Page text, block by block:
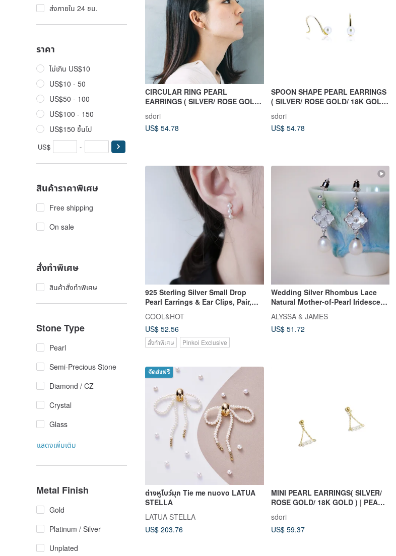
ส่งภายใน 24 ชม.
ราคา
ไม่เกิน US$10
US$10 - 50
US$50 - 100
US$100 - 150
US$150 ขึ้นไป
US$ -
สินค้าราคาพิเศษ
Free shipping
On sale
สั่งทำพิเศษ
สินค้าสั่งทำพิเศษ
Stone Type
Pearl
Semi-Precious Stone
Diamond / CZ
Crystal
Glass
แสดงเพิ่มเติม
Metal Finish
Gold
Platinum / Silver
Unplated
CIRCULAR RING PEARL
EARRINGS ( SILVER/ ROSE GOLD/
sdori
US$ 54.78
SPOON SHAPE PEARL EARRINGS
( SILVER/ ROSE GOLD/ 18K GOLD
sdori
US$ 54.78
925 Sterling Silver Small Drop
Pearl Earrings & Ear Clips, Pair,
COOL&HOT
US$ 52.56
สั่งทำพิเศษ Pinkoi Exclusive
Wedding Silver Rhombus Lace
Natural Mother-of-Pearl Iridescent
ons
ALYSSA & JAMES
US$ 51.72
จัดส่งฟรี
ต่างหูโบว์มุก Tie me nuovo LATUA
STELLA
LATUA STELLA
US$ 203.76
MINI PEARL EARRINGS( SILVER/
ROSE GOLD/ 18K GOLD ) | PEARL
COLLECTION
sdori
US$ 59.37